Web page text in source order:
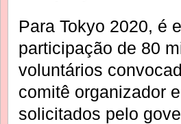
Para Tokyo 2020, é
participação de 80
voluntários
comitê organizador
solicitados pelo